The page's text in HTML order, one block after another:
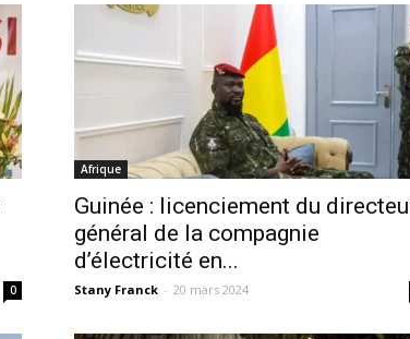
0
Afrique
Guinée : licenciement du
général de la compagnie
d’électricité en...
Stany Franck - 20 mars 2024